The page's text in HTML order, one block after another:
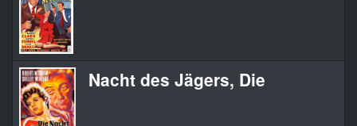
Nacht des Jägers, Die